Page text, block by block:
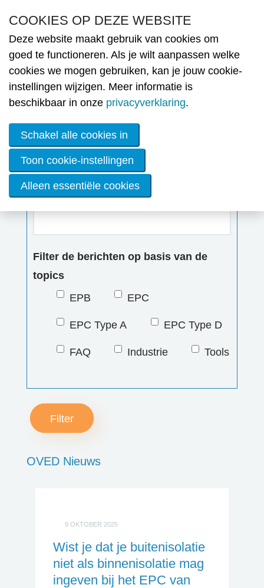
MENU
Nieuws
Vrij zoeken
Filter de berichten op basis van de
topics
EPB
EPC
EPC Type A EPC Type D
FAQ Industrie Tools
Filter
OVED Nieuws
9 OKTOBER 2025
Wist je dat je buitenisolatie
niet als binnenisolatie mag
ingeven bij het EPC van
COOKIES OP DEZE WEBSITE
Deze website maakt gebruik van cookies om
goed te functioneren. Als je wilt aanpassen welke
cookies we mogen gebruiken, kan je jouw cookie-
instellingen wijzigen. Meer informatie is
beschikbaar in onze privacyverklaring.
Schakel alle cookies in
Toon cookie-instellingen
Alleen essentiële cookies